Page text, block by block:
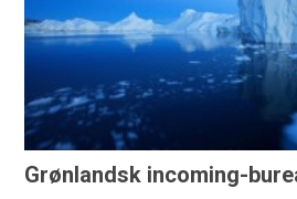
Grønlandsk incoming-